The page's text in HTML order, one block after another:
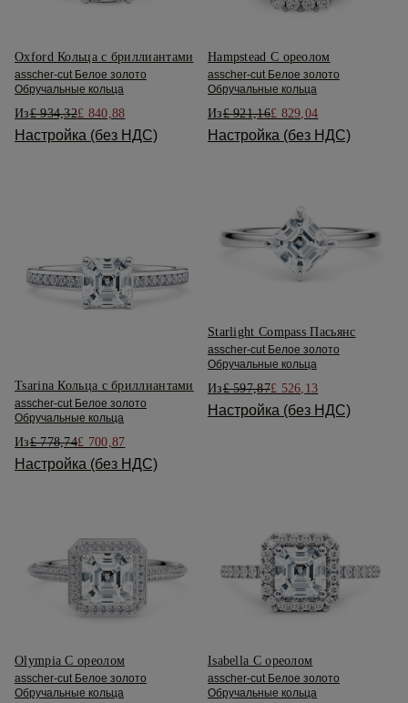
Oxford Кольца с бриллиантами
asscher-cut Белое золото
Обручальные кольца
Из£ 934,32£ 840,88
Настройка (без НДС)
Hampstead С ореолом
asscher-cut Белое золото
Обручальные кольца
Из£ 921,16£ 829,04
Настройка (без НДС)
Tsarina Кольца с бриллиантами
asscher-cut Белое золото
Обручальные кольца
Из£ 778,74£ 700,87
Настройка (без НДС)
Starlight Compass Пасьянс
asscher-cut Белое золото
Обручальные кольца
Из£ 597,87£ 526,13
Настройка (без НДС)
Olympia С ореолом
asscher-cut Белое золото
Обручальные кольца
Isabella С ореолом
asscher-cut Белое золото
Обручальные кольца